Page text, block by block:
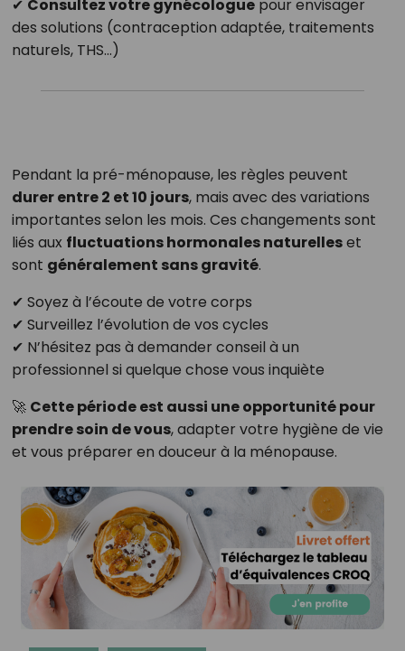
✔ Consultez votre gynécologuepour envisager
des solutions (contraception adaptée, traitements
naturels, THS…)
Pendant la pré-ménopause, les règles peuvent
durer entre 2 et 10 jours, mais avec des variations
importantes selon les mois. Ces changements sont
liés aux fluctuations hormonales naturelleset
sont généralement sans gravité.
✔ Soyez à l’écoute de votre corps
✔ Surveillez l’évolution de vos cycles
✔ N’hésitez pas à demander conseil à un
professionnel si quelque chose vous inquiète
🚀 Cette période est aussi une opportunité pour
prendre soin de vous, adapter votre hygiène de vie
et vous préparer en douceur à la ménopause.